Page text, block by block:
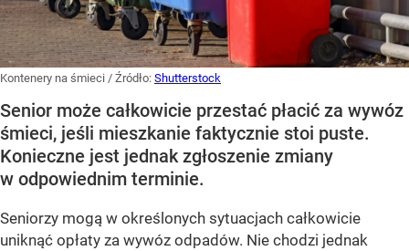
Kontenery na śmieci / Źródło: Shutterstock
Senior może całkowicie przestać płacić za wywóz
śmieci, jeśli mieszkanie faktycznie stoi puste.
Konieczne jest jednak zgłoszenie zmiany
w odpowiednim terminie.
Seniorzy mogą w określonych sytuacjach całkowicie
uniknąć opłaty za wywóz odpadów. Nie chodzi jednak